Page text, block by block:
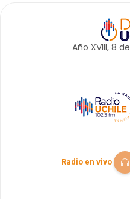
Año XVIII, 8 de
Radio en vivo